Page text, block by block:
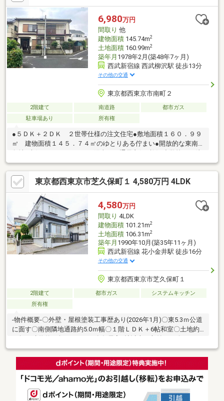
上、和室、シャワー付洗面化粧台、対面式キッチン、トイレ２ヶ
所、浴室１坪以上、２階建、南面バルコニー、全室南向き、南
庭、床下収納、パントリー（食器・食品の収納庫）、※室内の家
具家電は売買対象に含みません。
6,980万円
間取り 他
建物面積145.74m2
土地面積160.99m2
築年月 1978年2月(築48年7ヶ月)
西武新宿線 西武柳沢駅 徒歩13分
その他の交通
東京都西東京市南町２
2階建て 南道路
都市ガス
駐車場あり
所有権
●５ＤＫ＋２ＤＫ ２世帯仕様の注文住宅●敷地面積１６０．９９
㎡ 建物面積１４５．７４㎡のゆとりある佇まい●開放的な東南
角地×南側バルコニーにつき陽当り・通風良好●柳沢小学校まで徒
歩４分●徒歩圏内に生活利便施設が整った立地♪■建ぺい率：角地
緩和【設備】飲用水：公営水道排水：公共下水道電気：東京電力
（他の小売電気事業者の選択も可能です）ガス：都市ガス※S＝納
戸※写真内の家具・備品等は価格に含まれません。
東京都西東京市芝久保町１ 4,580万円 4LDK
4,580万円
間取り 4LDK
建物面積101.21m2
土地面積106.31m2
築年月 1990年10月(築35年11ヶ月)
西武新宿線 花小金井駅 徒歩16分
その他の交通
東京都西東京市芝久保町１
2階建て 都市ガス
システムキッチン
所有権
-物件概要-〇外壁・屋根塗装工事歴あり(2026年1月)〇東5.3ｍ公道
に面す〇南側隣地通路約5.0ｍ幅〇１階ＬＤＫ＋6帖和室〇土地約
ペース1台-周辺環境-〇芝久保児童館…徒歩2分〇小林児童遊園…徒
歩3分〇マックスバリュ田無芝久保店…徒歩7分〇西東京総合病院…
徒歩12分〇上向台小学校…徒歩7分〇田無第一中学校…徒歩10分